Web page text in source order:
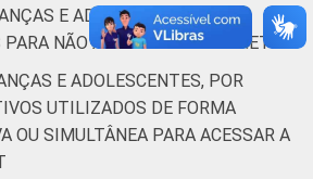
De 15 a 17
anos
Até 1 SM 98 2
E ADOLESCENTES, POR
NÃO ACESSAR A INTERNET
E ADOLESCENTES, POR
UTILIZADOS DE FORMA
OU SIMULTÂNEA PARA ACESSAR A